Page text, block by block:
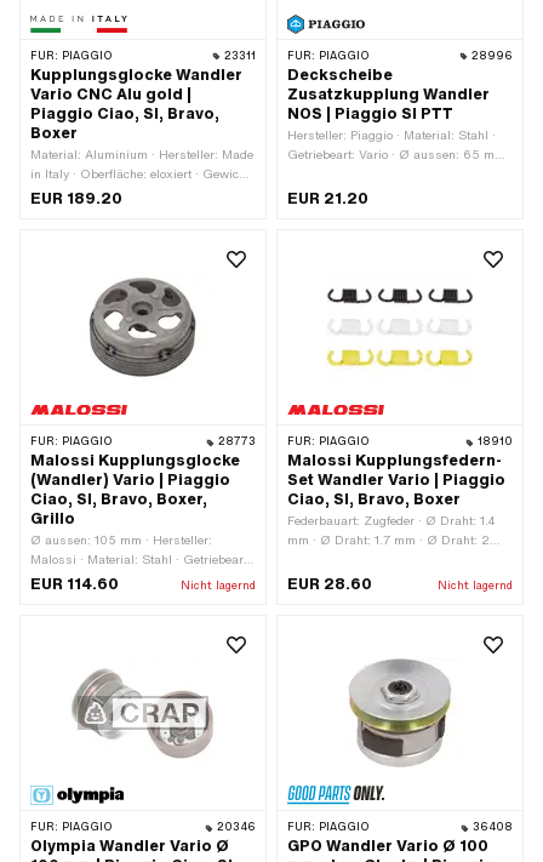
FÜR: PIAGGIO 23311
Kupplungsglocke Wandler
Vario CNC Alu gold |
Piaggio Ciao, SI, Bravo,
Boxer
Material: Aluminium · Hersteller: Made
in Italy · Oberfläche: eloxiert · Gewicht:
375 g · Getriebeart: Vario
EUR 189.20
FÜR: PIAGGIO 28996
Deckscheibe
Zusatzkupplung Wandler
NOS | Piaggio SI PTT
Hersteller: Piaggio · Material: Stahl ·
Getriebeart: Vario · Ø aussen: 65 mm
EUR 21.20
FÜR: PIAGGIO 28773
Malossi Kupplungsglocke
(Wandler) Vario | Piaggio
Ciao, SI, Bravo, Boxer,
Grillo
Ø aussen: 105 mm · Hersteller:
Malossi · Material: Stahl · Getriebeart:
Vario · Ø innen: 93 mm · Gewicht: 535
EUR 114.60 Nicht lagernd
FÜR: PIAGGIO 18910
Malossi Kupplungsfedern-
Set Wandler Vario | Piaggio
Ciao, SI, Bravo, Boxer
Federbauart: Zugfeder · Ø Draht: 1.4
mm · Ø Draht: 1.7 mm · Ø Draht: 2
Gesamtlänge: 22.5 mm · Farbe: gelb ·
lackiert · Anwendungsbereich: Tuning
EUR 28.60 Nicht lagernd
FÜR: PIAGGIO 20346
Olympia Wandler Vario Ø
FÜR: PIAGGIO 36408
GPO Wandler Vario Ø 100